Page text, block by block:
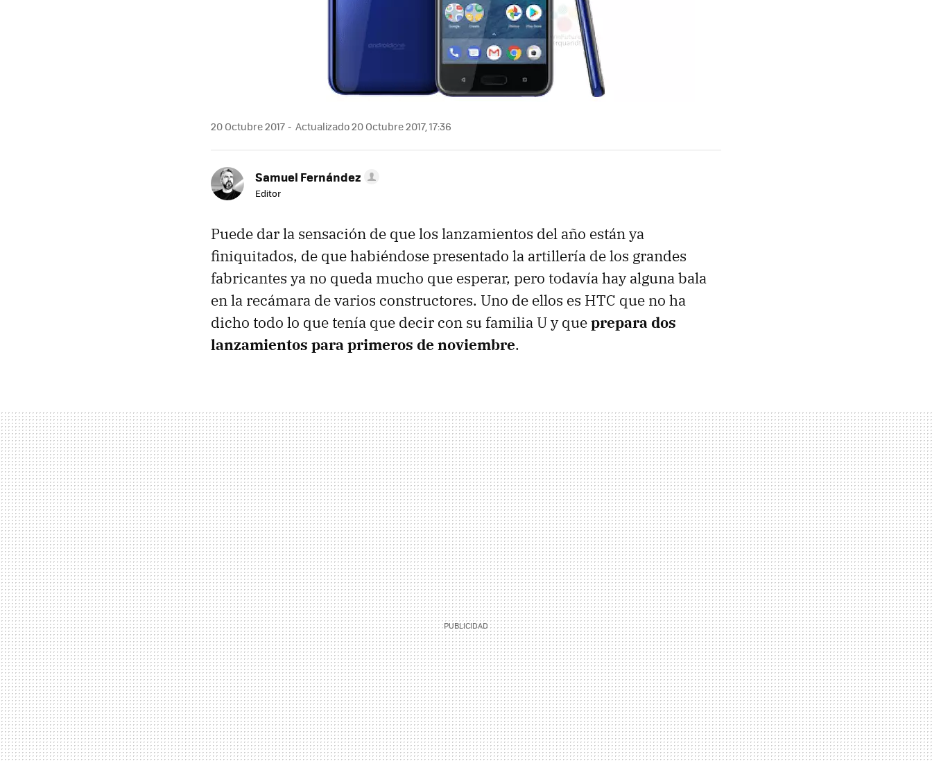
20 Octubre 2017 Actualizado 20 Octubre 2017, 17:36
Samuel Fernández
Editor
Puede dar la sensación de que los lanzamientos del año están ya
finiquitados, de que habiéndose presentado la artillería de los grandes
fabricantes ya no queda mucho que esperar, pero todavía hay alguna bala
en la recámara de varios constructores. Uno de ellos es HTC que no ha
dicho todo lo que tenía que decir con su familia U y queprepara dos
lanzamientos para primeros de noviembre.